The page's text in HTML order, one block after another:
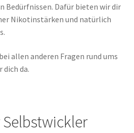
Bedürfnissen. Dafür bieten wir dir
Nikotinstärken und natürlich
allen anderen Fragen rund ums
da.